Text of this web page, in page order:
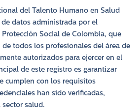
del Talento Humano en Salud
de datos administrada por el
Social de Colombia, que
todos los profesionales del área de
autorizados para ejercer en el
de este registro es garantizar
cumplen con los requisitos
han sido verificadas,
sector salud.